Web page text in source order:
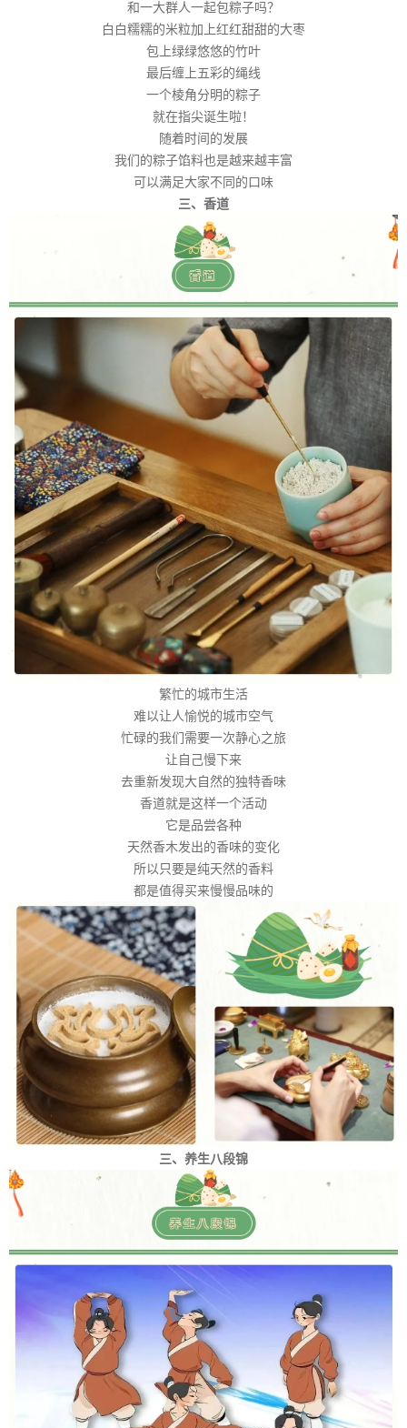
和一大群人一起包粽子吗？
白白糯糯的米粒加上红红甜甜的大枣
包上绿绿悠悠的竹叶
最后缠上五彩的绳线
一个棱角分明的粽子
就在指尖诞生啦！
随着时间的发展
我们的粽子馅料也是越来越丰富
可以满足大家不同的口味
三、香道
繁忙的城市生活
难以让人愉悦的城市空气
忙碌的我们需要一次静心之旅
让自己慢下来
去重新发现大自然的独特香味
香道就是这样一个活动
它是品尝各种
天然香木发出的香味的变化
所以只要是纯天然的香料
都是值得买来慢慢品味的
三、养生八段锦